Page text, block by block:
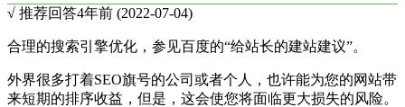
√ 推荐回答4年前 (2022-07-04)
合理的搜索引擎优化，参见百度的“给站长的建站建议”。
外界很多打着SEO旗号的公司或者个人，也许能为您的网站带
来短期的排序收益，但是，这会使您将面临更大损失的风险。